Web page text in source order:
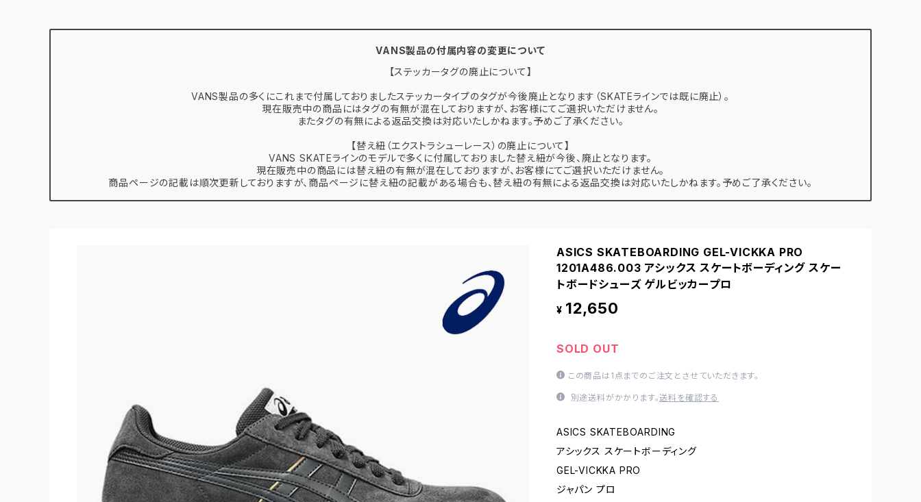
VANS製品の付属内容の変更について
【ステッカータグの廃止について】
VANS製品の多くにこれまで付属しておりましたステッカータイプのタグが今後廃止となります（SKATEラインでは既に廃止）。
現在販売中の商品にはタグの有無が混在しておりますが、お客様にてご選択いただけません。
またタグの有無による返品交換は対応いたしかねます。予めご了承ください。
【替え紐（エクストラシューレース）の廃止について】
VANS SKATEラインのモデルで多くに付属しておりました替え紐が今後、廃止となります。
現在販売中の商品には替え紐の有無が混在しておりますが、お客様にてご選択いただけません。
商品ページの記載は順次更新しておりますが、商品ページに替え紐の記載がある場合も、替え紐の有無による返品交換は対応いたしかねます。予めご了承ください。
ASICS SKATEBOARDING GEL-VICKKA PRO
1201A486.003 アシックス スケートボーディング スケー
トボードシューズ ゲルビッカープロ
¥ 12,650
SOLD OUT
この商品は1点までのご注文とさせていただきます。
別途送料がかかります。送料を確認する
ASICS SKATEBOARDING
アシックス スケートボーディング
GEL-VICKKA PRO
ジャパン プロ